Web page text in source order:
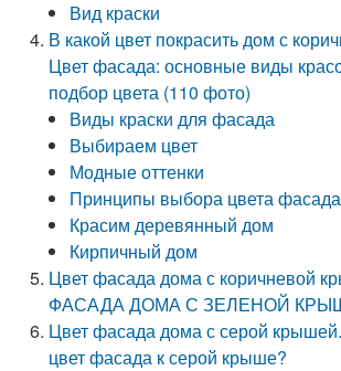
Вид краски
В какой цвет покрасить дом с
Цвет фасада: основные виды
подбор цвета (110 фото)
Виды краски для фасада
Выбираем цвет
Модные оттенки
Принципы выбора цвета фасада
Красим деревянный дом
Кирпичный дом
Цвет фасада дома с коричневой
ФАСАДА ДОМА С ЗЕЛЕНОЙ
Цвет фасада дома с серой
цвет фасада к серой крыше?